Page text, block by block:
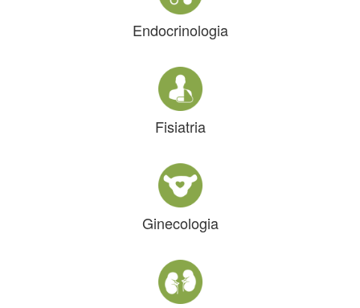
Endocrinologia
Fisiatria
Ginecologia